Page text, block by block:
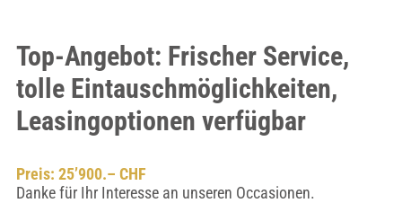
Top-Angebot: Frischer Service,
tolle Eintauschmöglichkeiten,
Leasingoptionen verfügbar
Preis: 25’900.– CHF
Danke für Ihr Interesse an unseren Occasionen.